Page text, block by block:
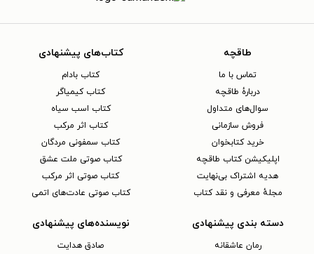
طاقچه
تماس با ما
دربارهٔ طاقچه
سوال‌های متداول
فروش سازمانی
خرید کتابخوان
اپلیکیشن کتاب طاقچه
هدیه اشتراک بی‌نهایت
مجلهٔ معرفی و نقد کتاب
کتاب‌های پیشنهادی
کتاب بادام
کتاب کیمیاگر
کتاب اسب سیاه
کتاب اثر مرکب
کتاب سمفونی مردگان
کتاب صوتی ملت عشق
کتاب صوتی اثر مرکب
کتاب صوتی عادت‌های اتمی
دسته بندی پیشنهادی
رمان عاشقانه
نویسنده‌های پیشنهادی
صادق هدایت